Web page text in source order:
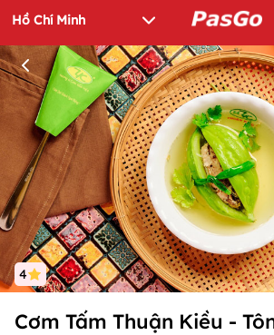
4
Cơm Tấm Thuận Kiều -